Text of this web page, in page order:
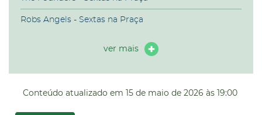
Robs Angels - Sextas na Praça
ver mais
Conteúdo atualizado em 15 de maio de 2026 às 19:00